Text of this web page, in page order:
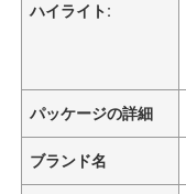
ハイライト:
パッケージの詳細
ブランド名